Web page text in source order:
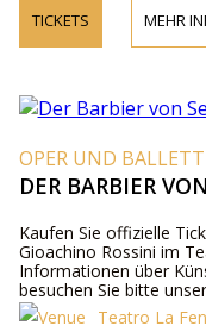
TICKETS MEHR
OPER UND
DER BARBIER
Kaufen Sie offizielle
Gioachino Rossini im
Informationen über
besuchen Sie bitte
telefonisch.Teatro La